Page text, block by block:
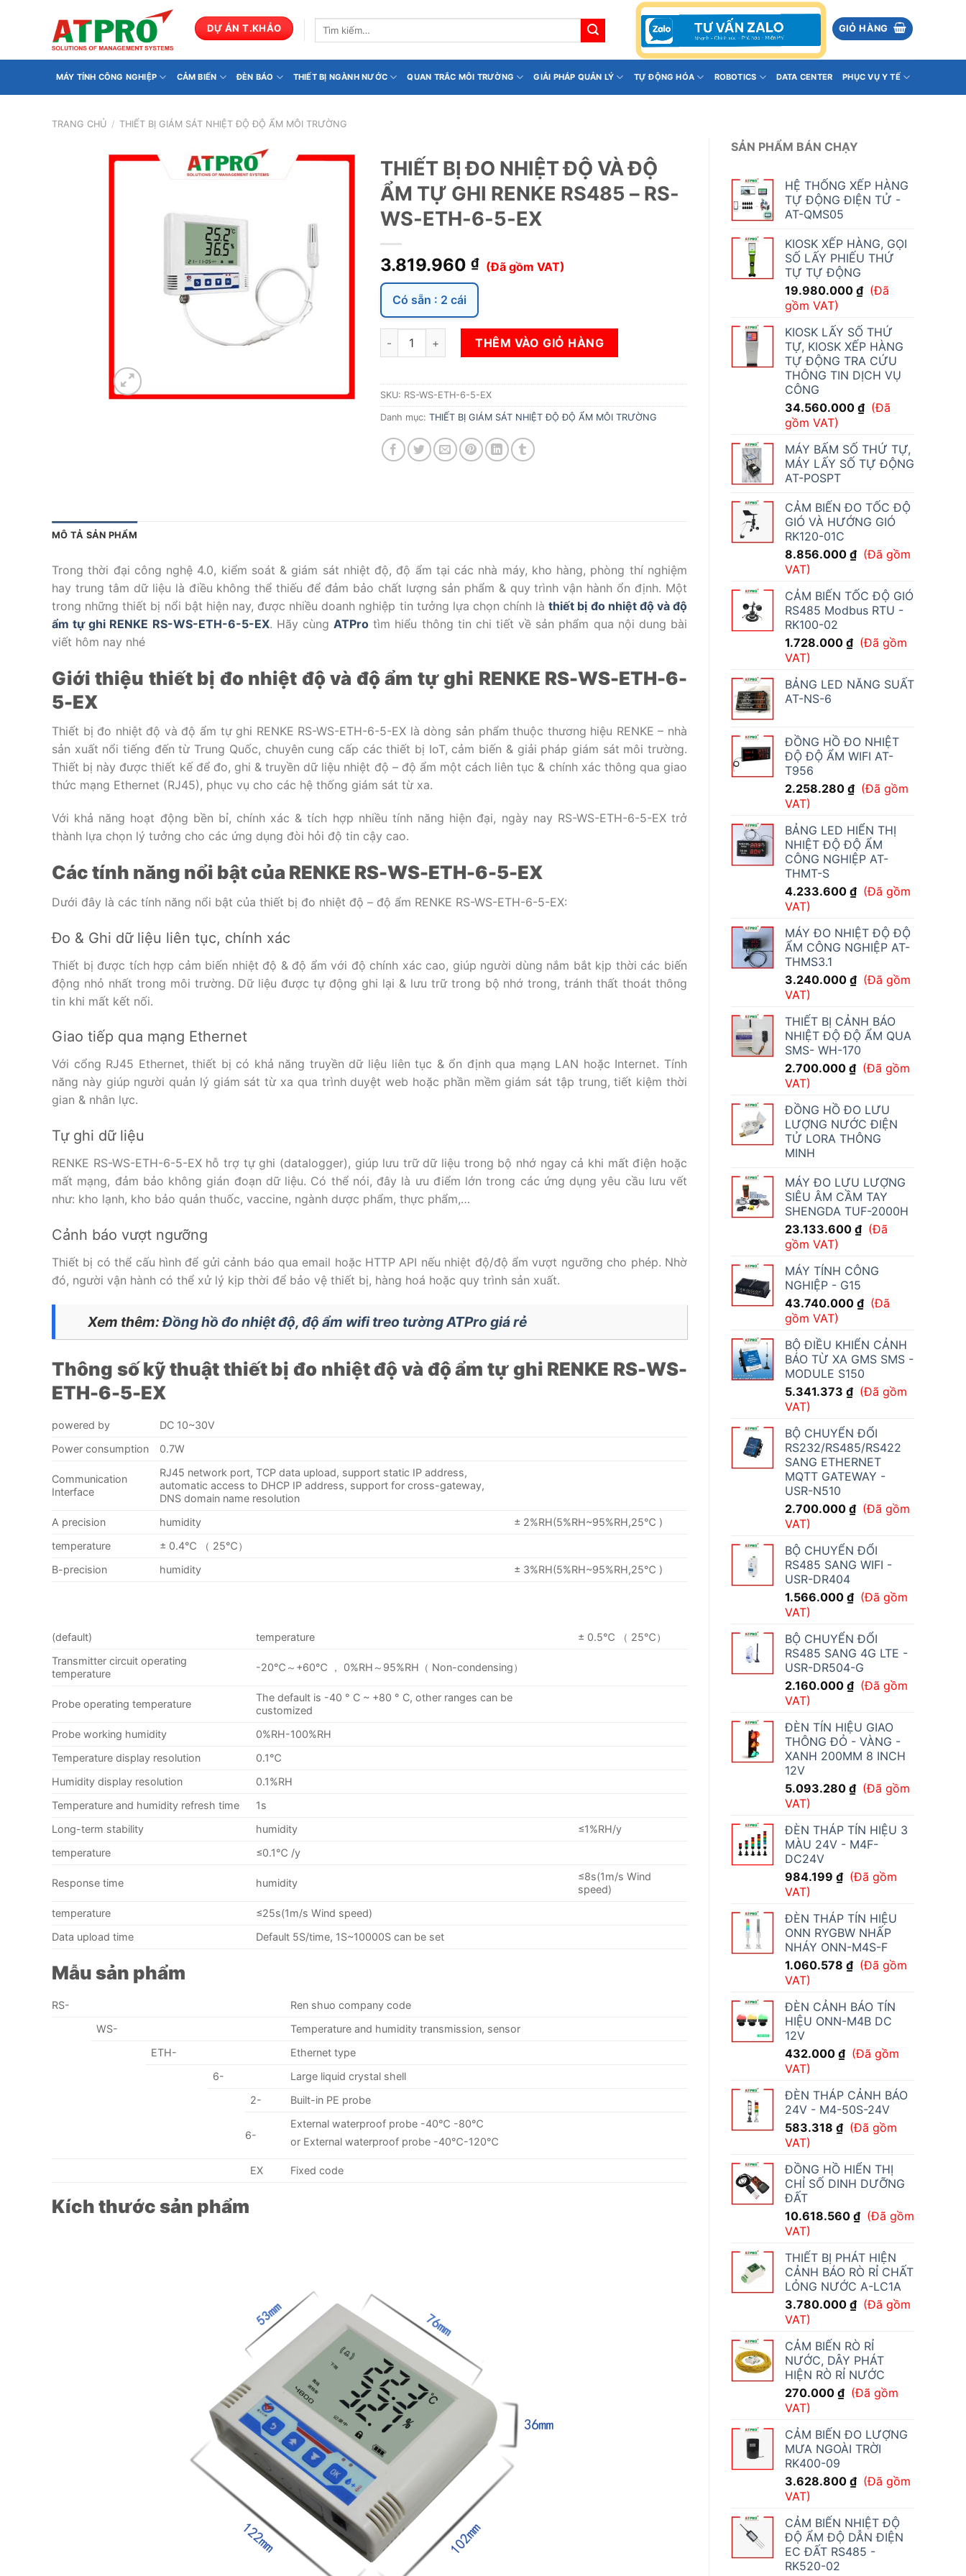
dung
DỰ ÁN T.KHẢO
Tìm
GIỎ HÀNG
MÁY TÍNH CÔNG NGHIỆP CẢM BIẾN ĐÈN BÁO THIẾT BỊ NGÀNH NƯỚC QUAN TRẮC MÔI TRƯỜNG GIẢI PHÁP QUẢN LÝ TỰ ĐỘNG HÓA ROBOTICS DATA CENTER PHỤC VỤ Y TẾ
TRANG CHỦ / THIẾT BỊ GIÁM SÁT NHIỆT ĐỘ ĐỘ ẨM MÔI TRƯỜNG
SẢN PHẨM BÁN CHẠY
HỆ THỐNG XẾP HÀNG
TỰ ĐỘNG ĐIỆN TỬ -
AT-QMS05
KIOSK XẾP HÀNG, GỌI
SỐ LẤY PHIẾU THỨ
TỰ TỰ ĐỘNG
19.980.000 ₫ (Đã
gồm VAT)
KIOSK LẤY SỐ THỨ
TỰ, KIOSK XẾP HÀNG
TỰ ĐỘNG TRA CỨU
THÔNG TIN DỊCH VỤ
CÔNG
34.560.000 ₫ (Đã
gồm VAT)
MÁY BẤM SỐ THỨ TỰ,
MÁY LẤY SỐ TỰ ĐỘNG
AT-POSPT
CẢM BIẾN ĐO TỐC ĐỘ
GIÓ VÀ HƯỚNG GIÓ
RK120-01C
8.856.000 ₫ (Đã gồm
VAT)
CẢM BIẾN TỐC ĐỘ GIÓ
RS485 Modbus RTU -
RK100-02
1.728.000 ₫ (Đã gồm
VAT)
BẢNG LED NĂNG SUẤT
AT-NS-6
ĐỒNG HỒ ĐO NHIỆT
ĐỘ ĐỘ ẨM WIFI AT-
T956
2.258.280 ₫ (Đã gồm
VAT)
BẢNG LED HIỂN THỊ
NHIỆT ĐỘ ĐỘ ẨM
CÔNG NGHIỆP AT-
THMT-S
4.233.600 ₫ (Đã gồm
VAT)
MÁY ĐO NHIỆT ĐỘ ĐỘ
ẨM CÔNG NGHIỆP AT-
THMS3.1
3.240.000 ₫ (Đã gồm
VAT)
THIẾT BỊ CẢNH BÁO
NHIỆT ĐỘ ĐỘ ẨM QUA
SMS- WH-170
2.700.000 ₫ (Đã gồm
VAT)
ĐỒNG HỒ ĐO LƯU
LƯỢNG NƯỚC ĐIỆN
TỬ LORA THÔNG
MINH
MÁY ĐO LƯU LƯỢNG
SIÊU ÂM CẦM TAY
SHENGDA TUF-2000H
23.133.600 ₫ (Đã
gồm VAT)
MÁY TÍNH CÔNG
NGHIỆP - G15
43.740.000 ₫ (Đã
gồm VAT)
BỘ ĐIỀU KHIỂN CẢNH
BÁO TỪ XA GMS SMS -
MODULE S150
5.341.373 ₫ (Đã gồm
VAT)
BỘ CHUYỂN ĐỔI
RS232/RS485/RS422
SANG ETHERNET
MQTT GATEWAY -
USR-N510
2.700.000 ₫ (Đã gồm
VAT)
BỘ CHUYỂN ĐỔI
RS485 SANG WIFI -
USR-DR404
1.566.000 ₫ (Đã gồm
VAT)
BỘ CHUYỂN ĐỔI
RS485 SANG 4G LTE -
USR-DR504-G
2.160.000 ₫ (Đã gồm
VAT)
ĐÈN TÍN HIỆU GIAO
THÔNG ĐỎ - VÀNG -
XANH 200MM 8 INCH
12V
5.093.280 ₫ (Đã gồm
VAT)
ĐÈN THÁP TÍN HIỆU 3
MÀU 24V - M4F-
DC24V
984.199 ₫ (Đã gồm
VAT)
ĐÈN THÁP TÍN HIỆU
ONN RYGBW NHẤP
NHÁY ONN-M4S-F
1.060.578 ₫ (Đã gồm
VAT)
ĐÈN CẢNH BÁO TÍN
HIỆU ONN-M4B DC
12V
432.000 ₫ (Đã gồm
VAT)
ĐÈN THÁP CẢNH BÁO
24V - M4-50S-24V
583.318 ₫ (Đã gồm
VAT)
ĐỒNG HỒ HIỂN THỊ
CHỈ SỐ DINH DƯỠNG
ĐẤT
10.618.560 ₫ (Đã gồm
VAT)
THIẾT BỊ PHÁT HIỆN
CẢNH BÁO RÒ RỈ CHẤT
LỎNG NƯỚC A-LC1A
3.780.000 ₫ (Đã gồm
VAT)
CẢM BIẾN RÒ RỈ
NƯỚC, DÂY PHÁT
HIỆN RÒ RỈ NƯỚC
270.000 ₫ (Đã gồm
VAT)
CẢM BIẾN ĐO LƯỢNG
MƯA NGOÀI TRỜI
RK400-09
3.628.800 ₫ (Đã gồm
VAT)
CẢM BIẾN NHIỆT ĐỘ
ĐỘ ẨM ĐỘ DẪN ĐIỆN
EC ĐẤT RS485 -
RK520-02
THIẾT BỊ ĐO NHIỆT ĐỘ VÀ ĐỘ
ẨM TỰ GHI RENKE RS485 – RS-
WS-ETH-6-5-EX
3.819.960 ₫ (Đã gồm VAT)
Có sẵn : 2 cái
THIẾT BỊ ĐO NHIỆT ĐỘ VÀ ĐỘ ẨM TỰ GHI RENKE RS485 - RS-WS-ETH-6-5-EX số lượng
THÊM VÀO GIỎ HÀNG
SKU: RS-WS-ETH-6-5-EX
Danh mục: THIẾT BỊ GIÁM SÁT NHIỆT ĐỘ ĐỘ ẨM MÔI TRƯỜNG
MÔ TẢ SẢN PHẨM
Trong thời đại công nghệ 4.0, kiểm soát & giám sát nhiệt độ, độ ẩm tại các nhà máy, kho hàng, phòng thí nghiệm
hay trung tâm dữ liệu là điều không thể thiếu để đảm bảo chất lượng sản phẩm & quy trình vận hành ổn định. Một
trong những thiết bị nổi bật hiện nay, được nhiều doanh nghiệp tin tưởng lựa chọn chính làthiết bị đo nhiệt độ và độ
ẩm tự ghi RENKE RS-WS-ETH-6-5-EX. Hãy cùngATPro tìm hiểu thông tin chi tiết về sản phẩm qua nội dung bài
viết hôm nay nhé
Giới thiệu thiết bị đo nhiệt độ và độ ẩm tự ghi RENKE RS-WS-ETH-6-
5-EX
Thiết bị đo nhiệt độ và độ ẩm tự ghi RENKE RS-WS-ETH-6-5-EX là dòng sản phẩm thuộc thương hiệu RENKE – nhà
sản xuất nổi tiếng đến từ Trung Quốc, chuyên cung cấp các thiết bị IoT, cảm biến & giải pháp giám sát môi trường.
Thiết bị này được thiết kế để đo, ghi & truyền dữ liệu nhiệt độ – độ ẩm một cách liên tục & chính xác thông qua giao
thức mạng Ethernet (RJ45), phục vụ cho các hệ thống giám sát từ xa.
Với khả năng hoạt động bền bỉ, chính xác & tích hợp nhiều tính năng hiện đại, ngày nay RS-WS-ETH-6-5-EX trở
thành lựa chọn lý tưởng cho các ứng dụng đòi hỏi độ tin cậy cao.
Các tính năng nổi bật của RENKE RS-WS-ETH-6-5-EX
Dưới đây là các tính năng nổi bật của thiết bị đo nhiệt độ – độ ẩm RENKE RS-WS-ETH-6-5-EX:
Đo & Ghi dữ liệu liên tục, chính xác
Thiết bị được tích hợp cảm biến nhiệt độ & độ ẩm với độ chính xác cao, giúp người dùng nắm bắt kịp thời các biến
động nhỏ nhất trong môi trường. Dữ liệu được tự động ghi lại & lưu trữ trong bộ nhớ trong, tránh thất thoát thông
tin khi mất kết nối.
Giao tiếp qua mạng Ethernet
Với cổng RJ45 Ethernet, thiết bị có khả năng truyền dữ liệu liên tục & ổn định qua mạng LAN hoặc Internet. Tính
năng này giúp người quản lý giám sát từ xa qua trình duyệt web hoặc phần mềm giám sát tập trung, tiết kiệm thời
gian & nhân lực.
Tự ghi dữ liệu
RENKE RS-WS-ETH-6-5-EX hỗ trợ tự ghi (datalogger), giúp lưu trữ dữ liệu trong bộ nhớ ngay cả khi mất điện hoặc
mất mạng, đảm bảo không gián đoạn dữ liệu. Có thể nói, đây là ưu điểm lớn trong các ứng dụng yêu cầu lưu vết
như: kho lạnh, kho bảo quản thuốc, vaccine, ngành dược phẩm, thực phẩm,…
Cảnh báo vượt ngưỡng
Thiết bị có thể cấu hình để gửi cảnh báo qua email hoặc HTTP API nếu nhiệt độ/độ ẩm vượt ngưỡng cho phép. Nhờ
đó, người vận hành có thể xử lý kịp thời để bảo vệ thiết bị, hàng hoá hoặc quy trình sản xuất.
Xem thêm:Đồng hồ đo nhiệt độ, độ ẩm wifi treo tường ATPro giá rẻ
Thông số kỹ thuật thiết bị đo nhiệt độ và độ ẩm tự ghi RENKE RS-WS-
ETH-6-5-EX
powered by
DC 10~30V
Power consumption
0.7W
Communication
Interface
RJ45 network port, TCP data upload, support static IP address,
automatic access to DHCP IP address, support for cross-gateway,
DNS domain name resolution
A precision
humidity
± 2%RH(5%RH~95%RH,25℃ )
temperature
± 0.4℃ （ 25℃）
B-precision
humidity ± 3%RH(5%RH~95%RH,25℃ )
(default) temperature
± 0.5℃ （ 25℃）
Transmitter circuit operating
temperature
-20℃～+60℃ ， 0%RH～95%RH（ Non-condensing）
Probe operating temperature
The default is -40 ° C ~ +80 ° C, other ranges can be
customized
Probe working humidity
0%RH-100%RH
Temperature display resolution
0.1℃
Humidity display resolution
0.1%RH
Temperature and humidity refresh time
1s
Long-term stability
humidity
≤1%RH/y
temperature
≤0.1℃ /y
Response time humidity
≤8s(1m/s Wind
speed)
temperature
≤25s(1m/s Wind speed)
Data upload time
Default 5S/time, 1S~10000S can be set
Mẫu sản phẩm
RS-
Ren shuo company code
WS-
Temperature and humidity transmission, sensor
ETH-
Ethernet type
6-
Large liquid crystal shell
2-
Built-in PE probe
6-
External waterproof probe -40℃ -80℃
or External waterproof probe -40℃-120℃
EX Fixed code
Kích thước sản phẩm